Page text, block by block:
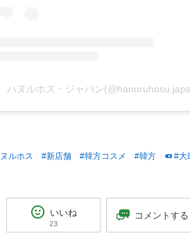
ハヌルホス・ジャパン
ルホス #新店舗 #韓方コスメ #韓方 #大
いいね
23
コメントする